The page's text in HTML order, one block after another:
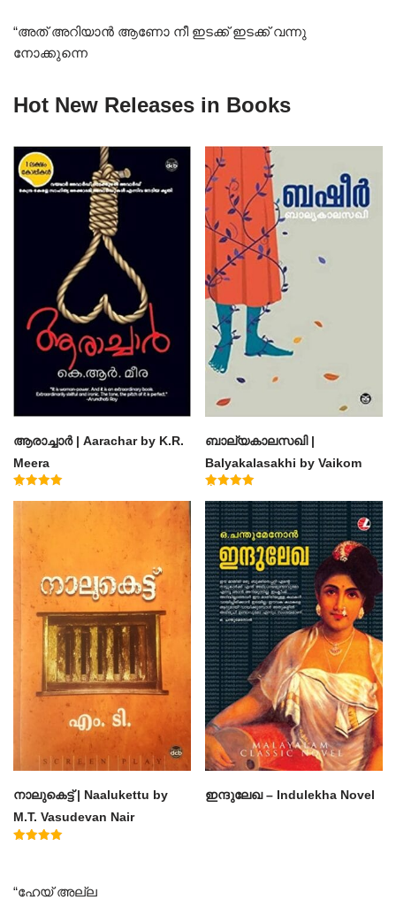
“അത് അറിയാൻ ആണോ നീ ഇടക്ക് ഇടക്ക് വന്നു
നോക്കുന്നെ
Hot New Releases in Books
ആരാച്ചാര്‍ | Aarachar by K.R.
Meera
ബാല്യകാലസഖി |
Balyakalasakhi by Vaikom
Muhammad Basheer
4.60
out of 5
നാലുകെട്ട് | Naalukettu by
M.T. Vasudevan Nair
ഇന്ദുലേഖ – Indulekha Novel
“ഹേയ് അല്ല